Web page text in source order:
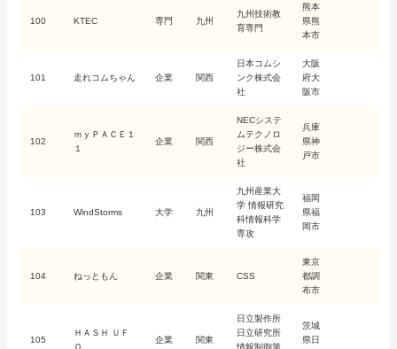
100 KTEC 専門 九州
九州技術教
育専門
熊本
県熊
本市
101 走れコムちゃん 企業 関西
日本コムシ
ンク株式会
社
大阪
府大
阪市
102
ｍｙＰＡＣＥ１
１
企業 関西
NECシステ
ムテクノロ
ジー株式会
社
兵庫
県神
戸市
103 WindStorms 大学 九州
九州産業大
学 情報研究
科情報科学
専攻
福岡
県福
岡市
104 ねっともん 企業 関東 CSS
東京
都調
布市
105
ＨＡＳＨ ＵＦ
Ｏ
企業 関東
日立製作所
日立研究所
情報制御第
茨城
県日